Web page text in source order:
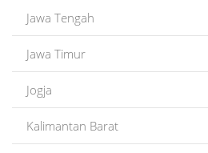
Jawa Tengah
Jawa Timur
Jogja
Kalimantan Barat